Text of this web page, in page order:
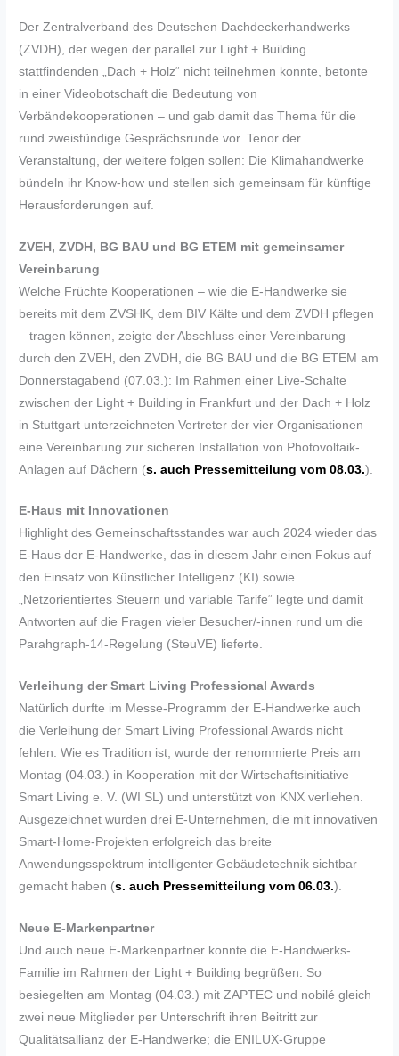
Der Zentralverband des Deutschen Dachdeckerhandwerks
(ZVDH), der wegen der parallel zur Light + Building
stattfindenden „Dach + Holz“ nicht teilnehmen konnte, betonte
in einer Videobotschaft die Bedeutung von
Verbändekooperationen – und gab damit das Thema für die
rund zweistündige Gesprächsrunde vor. Tenor der
Veranstaltung, der weitere folgen sollen: Die Klimahandwerke
bündeln ihr Know-how und stellen sich gemeinsam für künftige
Herausforderungen auf.
ZVEH, ZVDH, BG BAU und BG ETEM mit gemeinsamer
Vereinbarung
Welche Früchte Kooperationen – wie die E-Handwerke sie
bereits mit dem ZVSHK, dem BIV Kälte und dem ZVDH pflegen
– tragen können, zeigte der Abschluss einer Vereinbarung
durch den ZVEH, den ZVDH, die BG BAU und die BG ETEM am
Donnerstagabend (07.03.): Im Rahmen einer Live-Schalte
zwischen der Light + Building in Frankfurt und der Dach + Holz
in Stuttgart unterzeichneten Vertreter der vier Organisationen
eine Vereinbarung zur sicheren Installation von Photovoltaik-
Anlagen auf Dächern (s. auch Pressemitteilung vom 08.03.).
E-Haus mit Innovationen
Highlight des Gemeinschaftsstandes war auch 2024 wieder das
E-Haus der E-Handwerke, das in diesem Jahr einen Fokus auf
den Einsatz von Künstlicher Intelligenz (KI) sowie
„Netzorientiertes Steuern und variable Tarife“ legte und damit
Antworten auf die Fragen vieler Besucher/-innen rund um die
Parahgraph-14-Regelung (SteuVE) lieferte.
Verleihung der Smart Living Professional Awards
Natürlich durfte im Messe-Programm der E-Handwerke auch
die Verleihung der Smart Living Professional Awards nicht
fehlen. Wie es Tradition ist, wurde der renommierte Preis am
Montag (04.03.) in Kooperation mit der Wirtschaftsinitiative
Smart Living e. V. (WI SL) und unterstützt von KNX verliehen.
Ausgezeichnet wurden drei E-Unternehmen, die mit innovativen
Smart-Home-Projekten erfolgreich das breite
Anwendungsspektrum intelligenter Gebäudetechnik sichtbar
gemacht haben (s. auch Pressemitteilung vom 06.03.).
Neue E-Markenpartner
Und auch neue E-Markenpartner konnte die E-Handwerks-
Familie im Rahmen der Light + Building begrüßen: So
besiegelten am Montag (04.03.) mit ZAPTEC und nobilé gleich
zwei neue Mitglieder per Unterschrift ihren Beitritt zur
Qualitätsallianz der E-Handwerke; die ENILUX-Gruppe